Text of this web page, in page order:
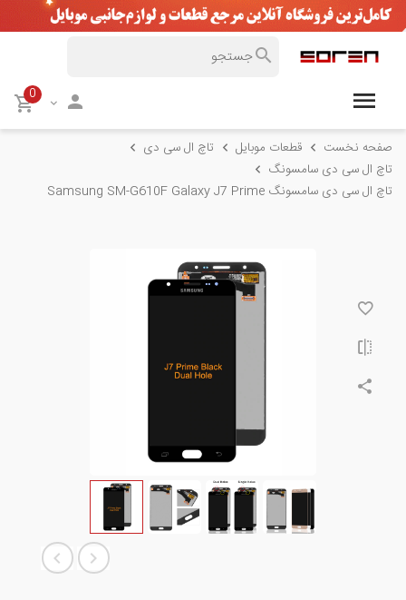
0
صفحه نخست قطعات موبایل
تاچ ال سی دی
تاچ ال سی دی سامسونگ
تاچ ال سی دی سامسونگ Samsung SM-G610F Galaxy J7 Prime